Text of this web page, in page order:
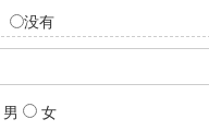
没有
男 女